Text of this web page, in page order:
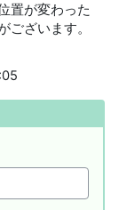
置が変わった
ございます。